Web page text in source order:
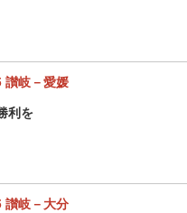
讃岐－愛媛
利を
讃岐－大分